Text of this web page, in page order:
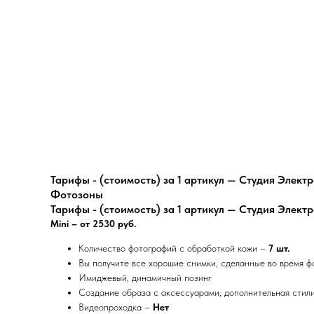
Тарифы - (стоимость) за 1 артикул — Студия
Фотозоны
Тарифы - (стоимость) за 1 артикул — Студия
Mini – от 2530 руб.
Количество фотографий с обработкой кожи – 7 шт.
Вы получите все хорошие снимки, сделанные во время
Имиджевый, динамичный позинг
Создание образа с аксессуарами, дополнительная
Видеопроходка – Нет